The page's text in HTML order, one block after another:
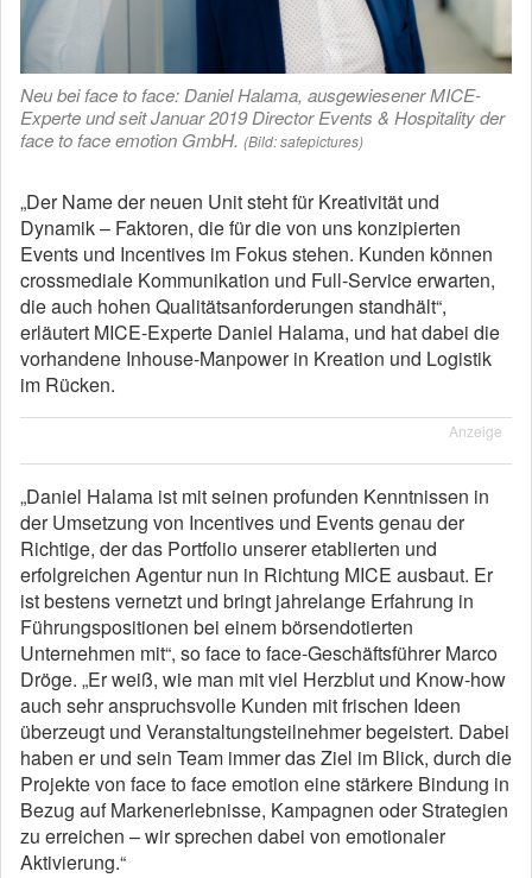
Neu bei face to face: Daniel Halama, ausgewiesener MICE-
Experte und seit Januar 2019 Director Events & Hospitality der
face to face emotion GmbH. (Bild: safepictures)
„Der Name der neuen Unit steht für Kreativität und
Dynamik – Faktoren, die für die von uns konzipierten
Events und Incentives im Fokus stehen. Kunden können
crossmediale Kommunikation und Full-Service erwarten,
die auch hohen Qualitätsanforderungen standhält“,
erläutert MICE-Experte Daniel Halama, und hat dabei die
vorhandene Inhouse-Manpower in Kreation und Logistik
im Rücken.
Anzeige
„Daniel Halama ist mit seinen profunden Kenntnissen in
der Umsetzung von Incentives und Events genau der
Richtige, der das Portfolio unserer etablierten und
erfolgreichen Agentur nun in Richtung MICE ausbaut. Er
ist bestens vernetzt und bringt jahrelange Erfahrung in
Führungspositionen bei einem börsendotierten
Unternehmen mit“, so face to face-Geschäftsführer Marco
Dröge. „Er weiß, wie man mit viel Herzblut und Know-how
auch sehr anspruchsvolle Kunden mit frischen Ideen
überzeugt und Veranstaltungsteilnehmer begeistert. Dabei
haben er und sein Team immer das Ziel im Blick, durch die
Projekte von face to face emotion eine stärkere Bindung in
Bezug auf Markenerlebnisse, Kampagnen oder Strategien
zu erreichen – wir sprechen dabei von emotionaler
Aktivierung.“